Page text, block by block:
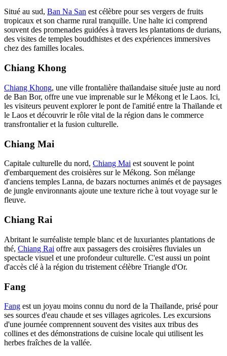
Situé au sud, Ban Na San est célèbre pour ses vergers de fruits
tropicaux et son charme rural tranquille. Une halte ici comprend
souvent des promenades guidées à travers les plantations de durians,
des visites de temples bouddhistes et des expériences immersives
chez des familles locales.
Chiang Khong
Chiang Khong, une ville frontalière thaïlandaise située juste au nord
de Ban Bor, offre une vue imprenable sur le Mékong et le Laos. Ici,
les visiteurs peuvent explorer le pont de l'amitié entre la Thaïlande et
le Laos et découvrir le rôle vital de la région dans le commerce
transfrontalier et la fusion culturelle.
Chiang Mai
Capitale culturelle du nord, Chiang Mai est souvent le point
d'embarquement des croisières sur le Mékong. Son mélange
d'anciens temples Lanna, de bazars nocturnes animés et de paysages
de jungle environnants ajoute une texture riche à tout voyage sur le
fleuve.
Chiang Rai
Abritant le surréaliste temple blanc et de luxuriantes plantations de
thé, Chiang Rai offre aux passagers des croisières fluviales un
spectacle visuel et une profondeur culturelle. C'est aussi un point
d'accès clé à la région du tristement célèbre Triangle d'Or.
Fang
Fang est un joyau moins connu du nord de la Thaïlande, prisé pour
ses sources d'eau chaude et ses villages agricoles. Les excursions
d'une journée comprennent souvent des visites aux tribus des
collines et des démonstrations de cuisine locale qui utilisent les
herbes fraîches de la vallée.